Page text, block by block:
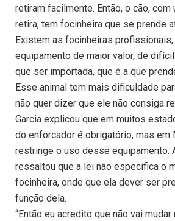
retiram facilmente. Então, o cão, com
retira, tem focinheira que se prende
Existem as focinheiras profissionais,
equipamento de maior valor, de
que ser importada, que é a que
Esse animal tem mais dificuldade
não quer dizer que ele não consiga
Garcia explicou que em muitos
do enforcador é obrigatório, mas em
restringe o uso desse equipamento.
ressaltou que a lei não especifica o
focinheira, onde que ela dever ser
função dela.
“Então eu acredito que não vai